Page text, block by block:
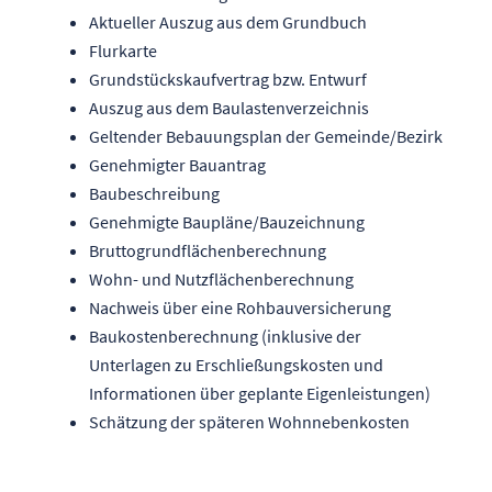
Aktueller Auszug aus dem Grundbuch
Flurkarte
Grundstückskaufvertrag bzw. Entwurf
Auszug aus dem Baulastenverzeichnis
Geltender Bebauungsplan der Gemeinde/Bezirk
Genehmigter Bauantrag
Baubeschreibung
Genehmigte Baupläne/Bauzeichnung
Bruttogrundflächenberechnung
Wohn- und Nutzflächenberechnung
Nachweis über eine Rohbauversicherung
Baukostenberechnung (inklusive der
Unterlagen zu Erschließungskosten und
Informationen über geplante Eigenleistungen)
Schätzung der späteren Wohnnebenkosten